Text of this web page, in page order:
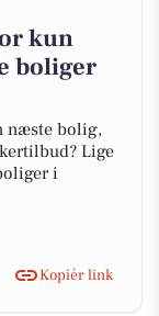
kun
boliger
næste bolig,
Lige
i
Kopiér link